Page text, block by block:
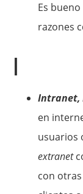
Es
razones
I
Intranet,
en
usuarios
extranet
con